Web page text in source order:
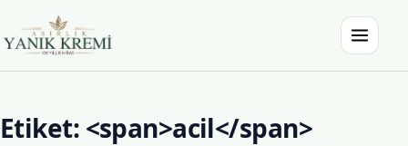
Asırlık Yanık Kremi
Menüyü
Etiket: <span>acil</span>